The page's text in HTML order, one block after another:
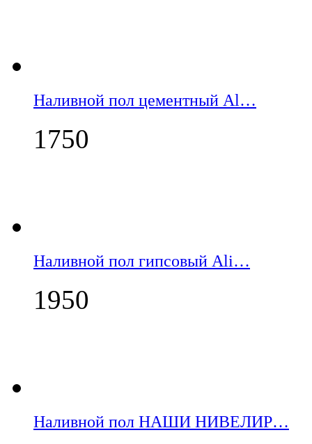
Наливной пол цементный Al…
1750
Наливной пол гипсовый Ali…
1950
Наливной пол НАШИ НИВЕЛИР…